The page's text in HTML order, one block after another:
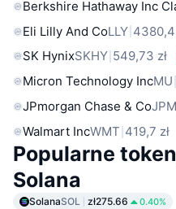
Berkshire Hathaway Inc
Eli Lilly And CoLLY
SK HynixSKHY 549,73 zł
Micron Technology IncMU
JPmorgan Chase & CoJPM
Walmart IncWMT 419,7 zł
Popularne
Solana
SolanaSOL zł275.66 0.40%